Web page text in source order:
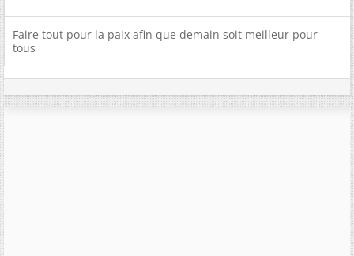
Faire tout pour la paix afin que demain soit meilleur pour
tous